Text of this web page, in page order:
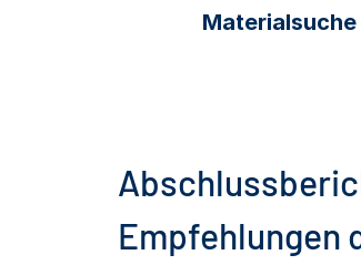
Materialsuche
Empfehlungen